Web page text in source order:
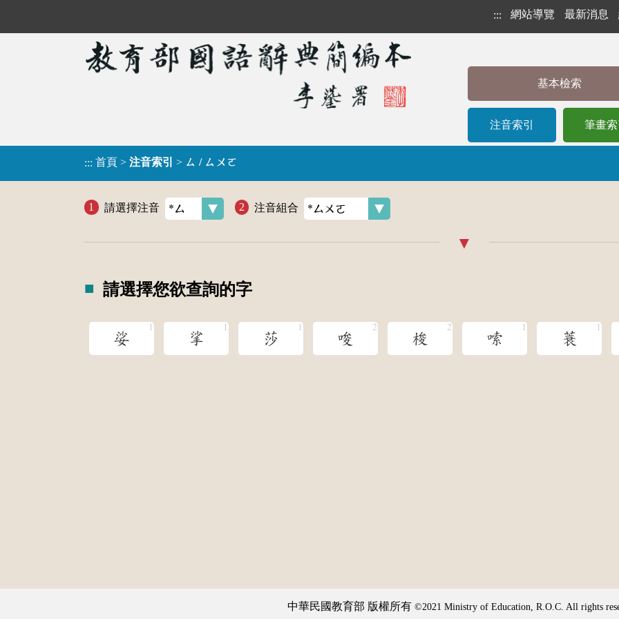
::: 網站導覽 最新消息
基本檢索
注音索引 筆畫索
::: 首頁 > 注音索引 > ㄙ / ㄙㄨㄛ
請選擇注音 注音組合
請選擇您欲查詢的字
娑 挲 莎 唆 梭 嗦 蓑
中華民國教育部 版權所有 ©2021 Ministry of Education, R.O.C. All rights